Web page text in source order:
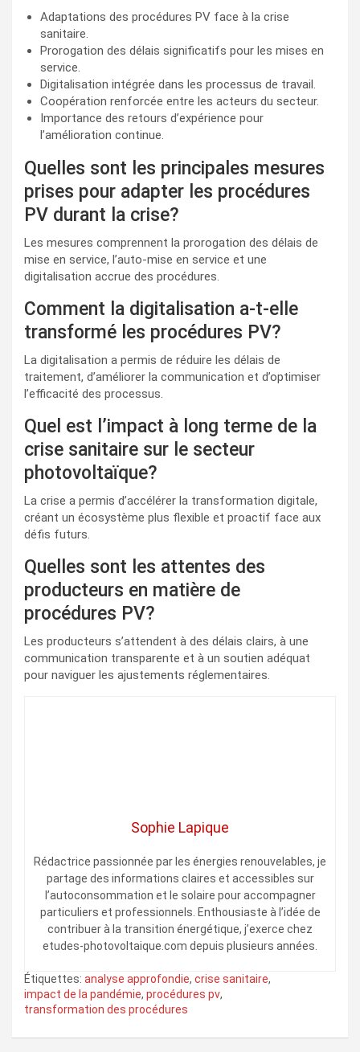
Adaptations des procédures PV face à la crise
sanitaire.
Prorogation des délais significatifs pour les mises en
service.
Digitalisation intégrée dans les processus de travail.
Coopération renforcée entre les acteurs du secteur.
Importance des retours d’expérience pour
l’amélioration continue.
Quelles sont les principales mesures
prises pour adapter les procédures
PV durant la crise?
Les mesures comprennent la prorogation des délais de
mise en service, l’auto-mise en service et une
digitalisation accrue des procédures.
Comment la digitalisation a-t-elle
transformé les procédures PV?
La digitalisation a permis de réduire les délais de
traitement, d’améliorer la communication et d’optimiser
l’efficacité des processus.
Quel est l’impact à long terme de la
crise sanitaire sur le secteur
photovoltaïque?
La crise a permis d’accélérer la transformation digitale,
créant un écosystème plus flexible et proactif face aux
défis futurs.
Quelles sont les attentes des
producteurs en matière de
procédures PV?
Les producteurs s’attendent à des délais clairs, à une
communication transparente et à un soutien adéquat
pour naviguer les ajustements réglementaires.
Sophie Lapique
Rédactrice passionnée par les énergies renouvelables, je
partage des informations claires et accessibles sur
l’autoconsommation et le solaire pour accompagner
particuliers et professionnels. Enthousiaste à l’idée de
contribuer à la transition énergétique, j’exerce chez
etudes-photovoltaique.com depuis plusieurs années.
Étiquettes: analyse approfondie, crise sanitaire,
impact de la pandémie, procédures pv,
transformation des procédures